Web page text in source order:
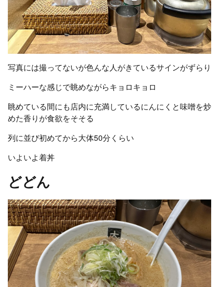
写真には撮ってないが色んな人がきているサインがずらり
ミーハーな感じで眺めながらキョロキョロ
眺めている間にも店内に充満しているにんにくと味噌を炒
めた香りが食欲をそそる
列に並び初めてから大体50分くらい
いよいよ着丼
どどん